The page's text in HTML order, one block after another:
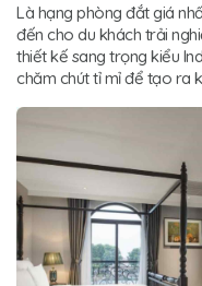
Là hạng phòng đắt giá
đến cho du khách trải
thiết kế sang trọng kiểu
chăm chút tỉ mỉ để tạo ra